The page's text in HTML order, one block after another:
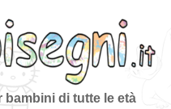
bambini di tutte le età